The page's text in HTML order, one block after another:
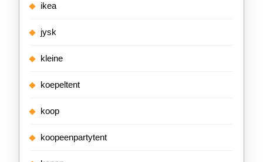
ikea
jysk
kleine
koepeltent
koop
koopeenpartytent